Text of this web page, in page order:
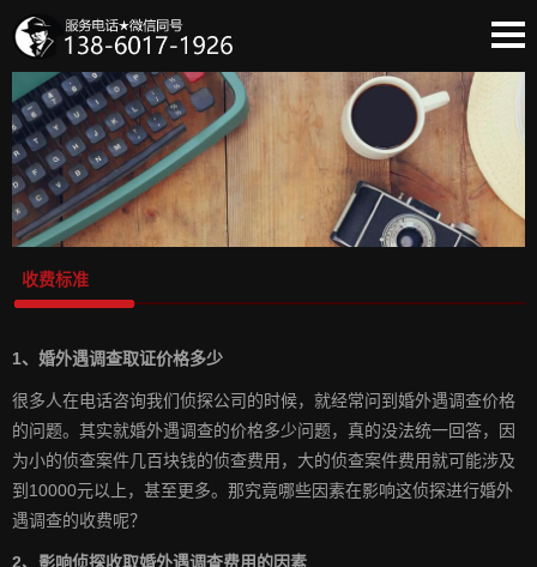
蔡创首页
法律法规
侦情告白
出轨取证
情感诉说
客户必读
收费标准
1、婚外遇调查取证价格多少
很多人在电话咨询我们侦探公司的时候，就经常问到婚外遇调查价格
的问题。其实就婚外遇调查的价格多少问题，真的没法统一回答，因
为小的侦查案件几百块钱的侦查费用，大的侦查案件费用就可能涉及
到10000元以上，甚至更多。那究竟哪些因素在影响这侦探进行婚外
遇调查的收费呢？
2、影响侦探收取婚外遇调查费用的因素